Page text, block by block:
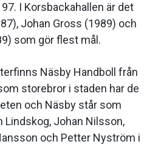
97. I Korsbackahallen är det
Johan Gross (1989) och
som gör flest mål.
Näsby Handboll från
storebror i staden har de
och Näsby står som
Lindskog, Johan Nilsson,
och Petter Nyström i